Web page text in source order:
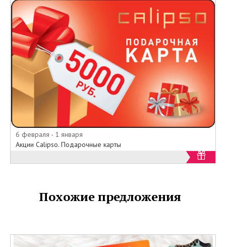
6 февраля - 1 января
Акции Calipso. Подарочные карты
Похожие предложения